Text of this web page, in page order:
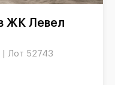
Лот 52743